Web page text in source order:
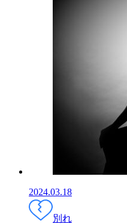
2024.03.18
別れ